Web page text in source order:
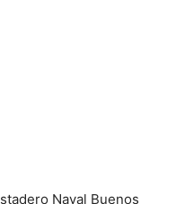
Naval Buenos